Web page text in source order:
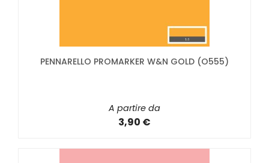
PENNARELLO PROMARKER W&N GOLD (O555)
A partire da
3,90 €